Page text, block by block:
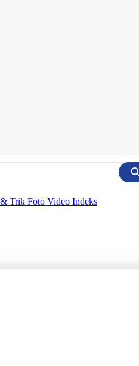
Cancel
dicari
Trik Foto Video Indeks